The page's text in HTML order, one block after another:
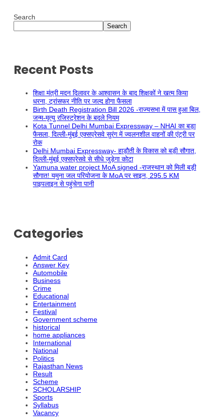
Search
Search
Recent Posts
शिक्षा मंत्री मदन दिलावर के आश्वासन के बाद शिक्षकों ने खत्म किया
धरना, ट्रांसफर नीति पर जल्द होगा फैसला
Birth Death Registration Bill 2026 -राज्यसभा में पास हुआ बिल,
जन्म-मृत्यु रजिस्ट्रेशन के बदले नियम
Kota Tunnel Delhi Mumbai Expressway – NHAI का बड़ा
फैसला, दिल्ली-मुंबई एक्सप्रेसवे सुरंग में ज्वलनशील वाहनों की एंट्री पर
रोक
Delhi Mumbai Expressway- हाड़ौती के विकास को बड़ी सौगात,
दिल्ली-मुंबई एक्सप्रेसवे से सीधे जुड़ेगा कोटा
Yamuna water project MoA signed -राजस्थान को मिली बड़ी
सौगात! यमुना जल परियोजना के MoA पर साइन, 295.5 KM
पाइपलाइन से पहुंचेगा पानी
Categories
Admit Card
Answer Key
Automobile
Business
Crime
Educational
Entertainment
Festival
Government scheme
historical
home appliances
International
National
Politics
Rajasthan News
Result
Scheme
SCHOLARSHIP
Sports
Syllabus
Vacancy